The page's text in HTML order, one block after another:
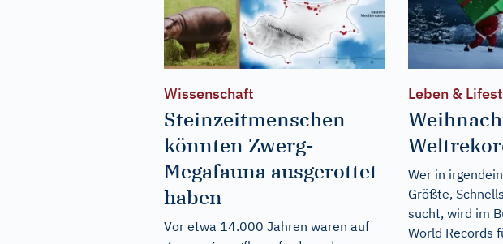
Wissenschaft
Steinzeitmenschen
könnten Zwerg-
Megafauna ausgerottet
haben
Vor etwa 14.000 Jahren waren auf
Leben &
Wer in
Größte,
sucht, wird im
World Records